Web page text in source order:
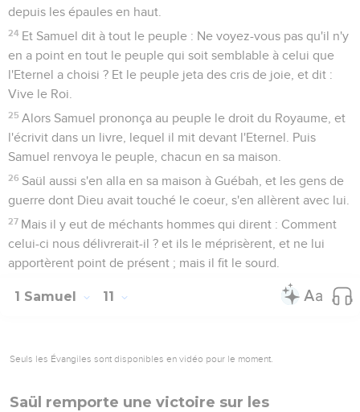
depuis les épaules en haut.
24 Et Samuel dit à tout le peuple : Ne voyez-vous pas qu'il n'y
en a point en tout le peuple qui soit semblable à celui que
l'Eternel a choisi ? Et le peuple jeta des cris de joie, et dit :
Vive le Roi.
25 Alors Samuel prononça au peuple le droit du Royaume, et
l'écrivit dans un livre, lequel il mit devant l'Eternel. Puis
Samuel renvoya le peuple, chacun en sa maison.
26 Saül aussi s'en alla en sa maison à Guébah, et les gens de
guerre dont Dieu avait touché le coeur, s'en allèrent avec lui.
27 Mais il y eut de méchants hommes qui dirent : Comment
celui-ci nous délivrerait-il ? et ils le méprisèrent, et ne lui
apportèrent point de présent ; mais il fit le sourd.
1 Samuel 11
Seuls les Évangiles sont disponibles en vidéo pour le moment.
Saül remporte une victoire sur les